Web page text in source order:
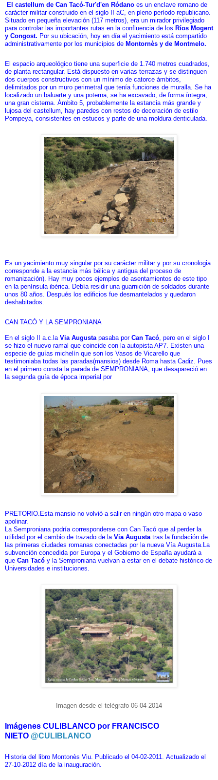
El castellum de Can Tacó-Tur'd'en Ródano es un enclave romano de
carácter militar construido en el siglo II aC, en pleno período republicano.
Situado en pequeña elevación (117 metros), era un mirador privilegiado
para controlar las importantes rutas en la confluencia de los Ríos Mogent
y Congost. Por su ubicación, hoy en día el yacimiento está compartido
administrativamente por los municipios de Montornès y de Montmelo.
El espacio arqueológico tiene una superficie de 1.740 metros cuadrados,
de planta rectangular. Está dispuesto en varias terrazas y se distinguen
dos cuerpos constructivos con un mínimo de catorce ámbitos,
delimitados por un muro perimetral que tenía funciones de muralla. Se ha
localizado un baluarte y una poterna, se ha excavado, de forma íntegra,
una gran cisterna. Ámbito 5, probablemente la estancia más grande y
lujosa del castellum, hay paredes con restos de decoración de estilo
Pompeya, consistentes en estucos y parte de una moldura denticulada.
Es un yacimiento muy singular por su carácter militar y por su crono logia
corresponde a la estancia más bélica y antigua del proceso de
romanización). Hay muy pocos ejemplos de asentamientos de este tipo
en la península ibérica. Debía residir una guarnición de soldados durante
unos 80 años. Después los edificios fue desmantelados y quedaron
deshabitados.
CAN TACÓ Y LA SEMPRONIANA
En el siglo II a.c.la Via Augusta pasaba por Can Tacó , pero en el siglo I
se hizo el nuevo ramal que coincide con la autopista AP7. Existen una
especie de guías michelín que son los Vasos de Vicarello que
testimoniaba todas las paradas(mansios) desde Roma hasta Cadiz. Pues
en el primero consta la parada de SEMPRONIANA, que desapareció en
la segunda guía de época imperial por
PRETORIO.Esta mansio no volvió a salir en ningún otro mapa o vaso
apolinar.
La Semproniana podría corresponderse con Can Tacó que al perder la
utilidad por el cambio de trazado de la Via Augustatras la fundación de
las primeras ciudades romanas conectadas por la nueva Vía Augusta.La
subvención concedida por Europa y el Gobierno de España ayudará a
que Can Tacó y la Semproniana vuelvan a estar en el debate histórico de
Universidades e instituciones.
Imagen desde el telégrafo 06-04-2014
Imágenes CULIBLANCO por FRANCISCO
NIETO @CULIBLANCO
Historiadel libro Montonès Viu. Publicado el 04-02-2011. Actualizado el
27-10-2012 día de la inauguración.